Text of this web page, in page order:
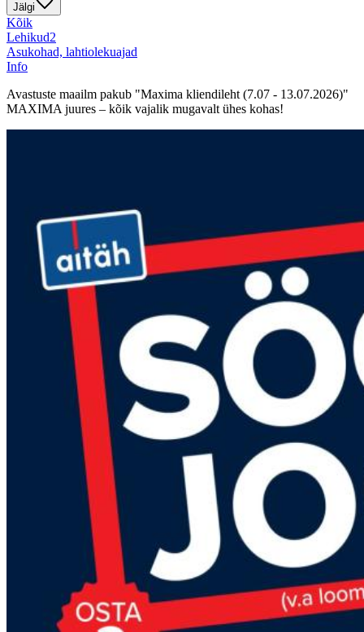
Jälgi
Kõik
Lehikud2
Asukohad, lahtiolekuajad
Info
Avastuste maailm pakub "Maxima kliendileht (7.07 - 13.07.2026)"
MAXIMA juures – kõik vajalik mugavalt ühes kohas!